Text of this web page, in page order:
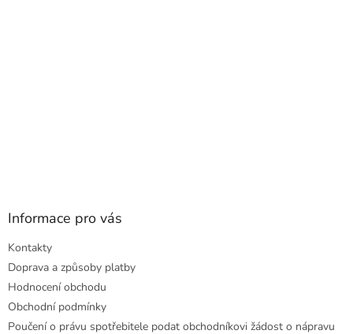
Informace pro vás
Kontakty
Doprava a způsoby platby
Hodnocení obchodu
Obchodní podmínky
Poučení o právu spotřebitele podat obchodníkovi žádost o nápravu